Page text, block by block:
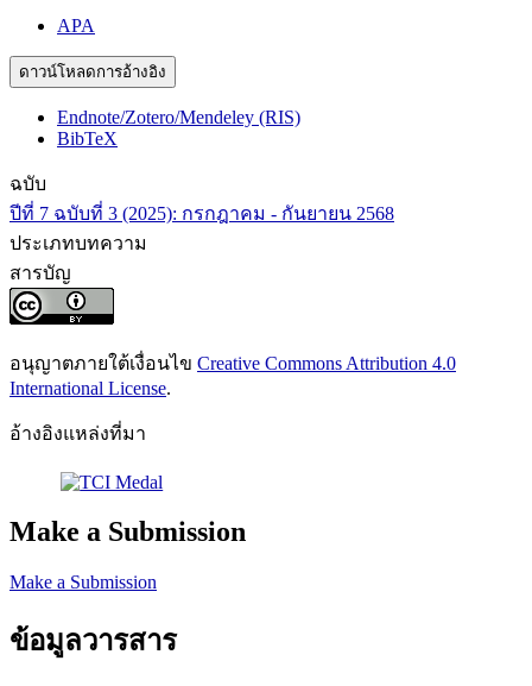
APA
ดาวน์โหลดการอ้างอิง
Endnote/Zotero/Mendeley (RIS)
BibTeX
ฉบับ
ปีที่ 7 ฉบับที่ 3 (2025): กรกฎาคม - กันยายน 2568
ประเภทบทความ
สารบัญ
อนุญาตภายใต้เงื่อนไข Creative Commons Attribution 4.0
International License.
อ้างอิงแหล่งที่มา
Make a Submission
Make a Submission
ข้อมูลวารสาร